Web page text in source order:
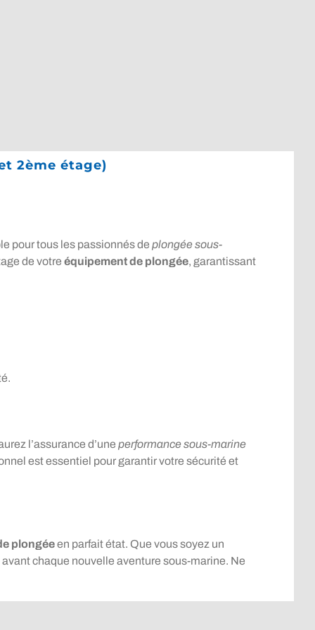
2ème étage)
pour tous les passionnés de plongée sous-
de votre équipement de plongée, garantissant
l’assurance d’une performance sous-marine
est essentiel pour garantir votre sécurité et
plongéeen parfait état. Que vous soyez un
chaque nouvelle aventure sous-marine. Ne